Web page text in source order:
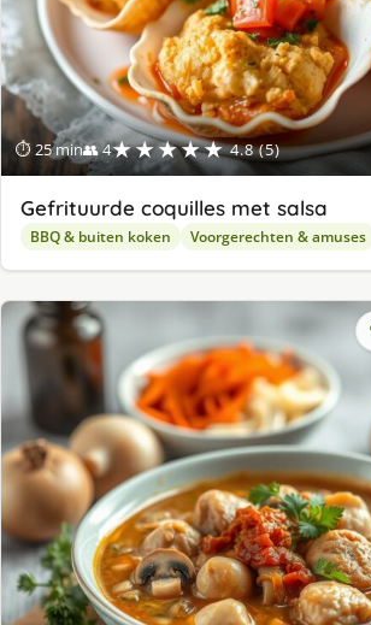
⏱ 25 min👥 4★★★★★ 4.8 (5)
Gefrituurde coquilles met salsa
BBQ & buiten koken Voorgerechten & amuses